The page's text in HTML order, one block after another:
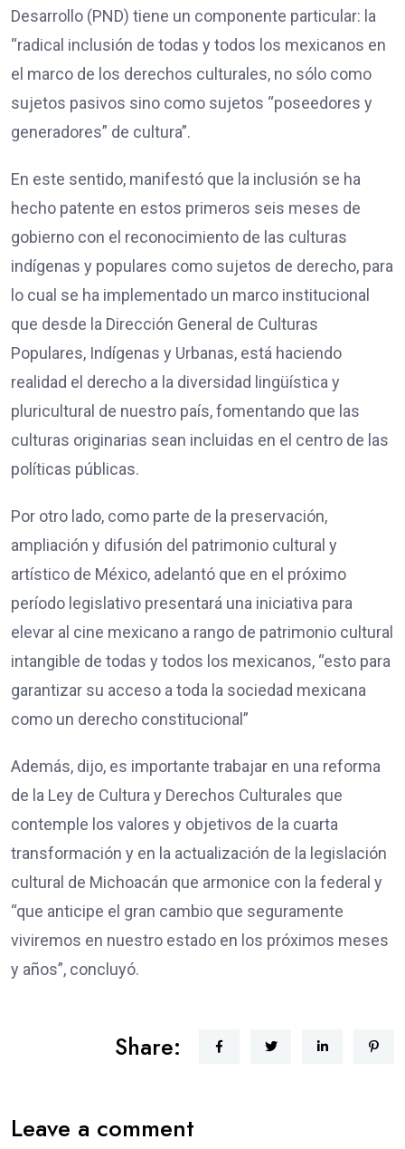
Desarrollo (PND) tiene un componente particular: la
“radical inclusión de todas y todos los mexicanos en
el marco de los derechos culturales, no sólo como
sujetos pasivos sino como sujetos “poseedores y
generadores” de cultura”.
En este sentido, manifestó que la inclusión se ha
hecho patente en estos primeros seis meses de
gobierno con el reconocimiento de las culturas
indígenas y populares como sujetos de derecho, para
lo cual se ha implementado un marco institucional
que desde la Dirección General de Culturas
Populares, Indígenas y Urbanas, está haciendo
realidad el derecho a la diversidad lingüística y
pluricultural de nuestro país, fomentando que las
culturas originarias sean incluidas en el centro de las
políticas públicas.
Por otro lado, como parte de la preservación,
ampliación y difusión del patrimonio cultural y
artístico de México, adelantó que en el próximo
período legislativo presentará una iniciativa para
elevar al cine mexicano a rango de patrimonio cultural
intangible de todas y todos los mexicanos, “esto para
garantizar su acceso a toda la sociedad mexicana
como un derecho constitucional”
Además, dijo, es importante trabajar en una reforma
de la Ley de Cultura y Derechos Culturales que
contemple los valores y objetivos de la cuarta
transformación y en la actualización de la legislación
cultural de Michoacán que armonice con la federal y
“que anticipe el gran cambio que seguramente
viviremos en nuestro estado en los próximos meses
y años”, concluyó.
Share:
Leave a comment